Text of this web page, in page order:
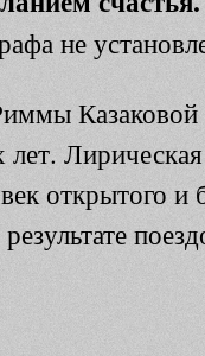
не
лет.
открытого и